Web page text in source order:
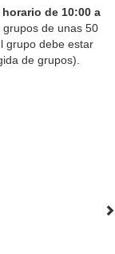
de 10:00 a
grupos de unas 50
grupo debe estar
de grupos).